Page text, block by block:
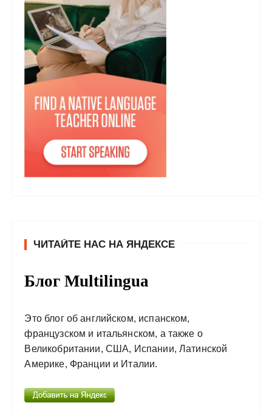
ЧИТАЙТЕ НАС НА ЯНДЕКСЕ
Блог Multilingua
Это блог об английском, испанском,
французском и итальянском, а также о
Великобритании, США, Испании, Латинской
Америке, Франции и Италии.